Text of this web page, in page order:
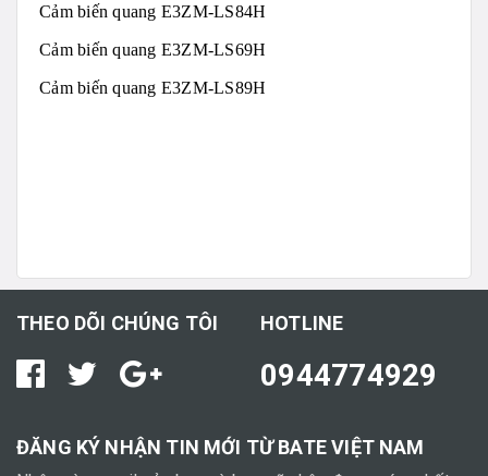
Cảm biến quang E3ZM-LS84H
Cảm biến quang E3ZM-LS69H
Cảm biến quang E3ZM-LS89H
THEO DÕI CHÚNG TÔI HOTLINE
0944774929
ĐĂNG KÝ NHẬN TIN MỚI TỪ BATE VIỆT NAM